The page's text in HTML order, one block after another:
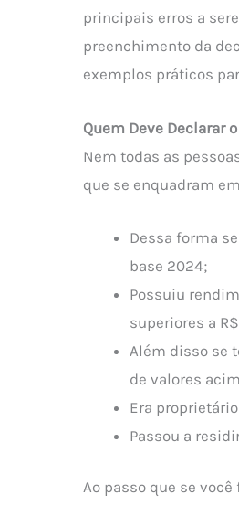
principais erros a
preenchimento da
exemplos práticos
Quem Deve Declarar
Nem todas as
que se enquadram
Dessa forma
base 2024;
Possuiu
superiores a
Além disso se
de valores
Era
Passou a
Ao passo que se